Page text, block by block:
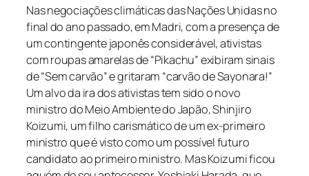
Nas negociações climáticas das Nações Unidas no
final do ano passado, em Madri, com a presença de
um contingente japonês considerável, ativistas
com roupas amarelas de “Pikachu” exibiram sinais
de “Sem carvão” e gritaram “carvão de Sayonara!”
Um alvo da ira dos ativistas tem sido o novo
ministro do Meio Ambiente do Japão, Shinjiro
Koizumi, um filho carismático de um ex-primeiro
ministro que é visto como um possível futuro
candidato ao primeiro ministro. Mas Koizumi ficou